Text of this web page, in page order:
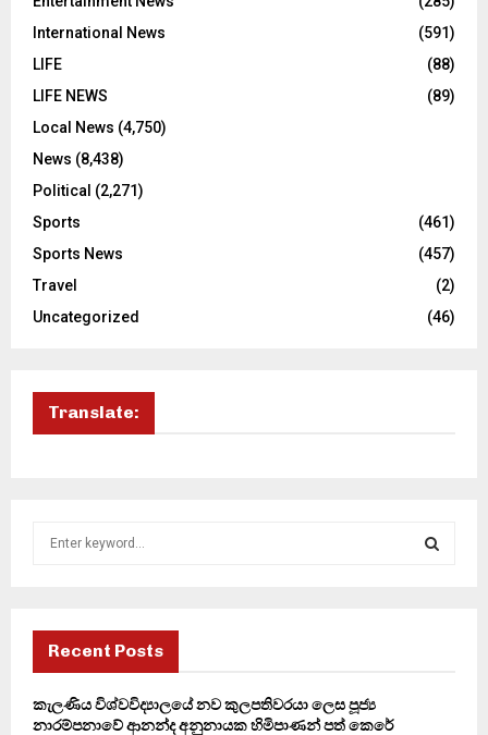
International News
(591)
LIFE
(88)
LIFE NEWS
(89)
Local News (4,750)
News (8,438)
Political (2,271)
Sports
(461)
Sports News
(457)
Travel
(2)
Uncategorized
(46)
Translate:
f
r
Recent Posts
කැලණිය විශ්වවිද්‍යාලයේ නව කුලපතිවරයා ලෙස පූජ්‍ය
නාරම්පනාවේ ආනන්ද අනුනායක හිමිපාණන් පත් කෙරේ